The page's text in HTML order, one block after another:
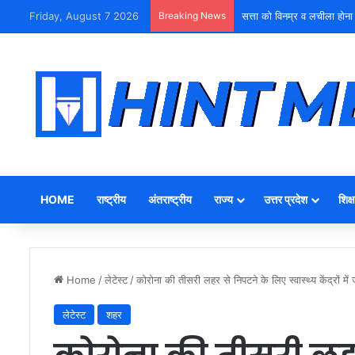
Friday, August 7 2026 Breaking News सत्ता को विनम्र व लचीला होना
HOME राष्ट्रीय अंतराष्ट्रीय राज्य उत्तर प्रदेश
Home /लेटेस्ट /कोरोना की तीसरी लहर से निपटने के लिए स्वास्थ्य केंद्रों
लेटेस्ट शहर